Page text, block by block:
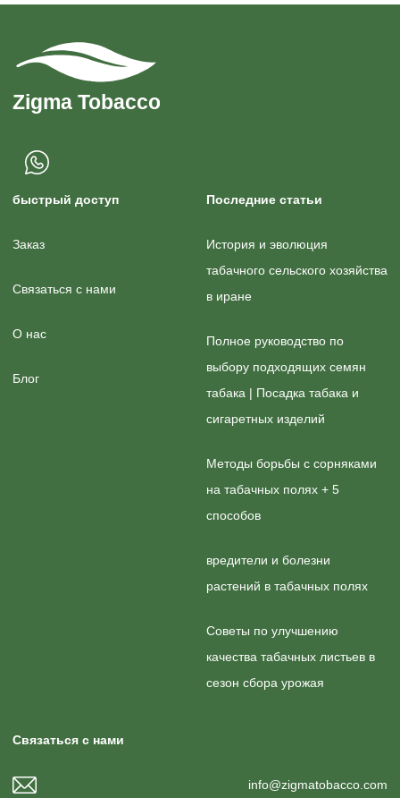
быстрый доступ
Заказ
Связаться с нами
О нас
Блог
Последние статьи
История и эволюция
табачного сельского хозяйства
в иране
Полное руководство по
выбору подходящих семян
табака | Посадка табака и
сигаретных изделий
Методы борьбы с сорняками
на табачных полях + 5
способов
вредители и болезни
растений в табачных полях
Советы по улучшению
качества табачных листьев в
сезон сбора урожая
Связаться с нами
info@zigmatobacco.com